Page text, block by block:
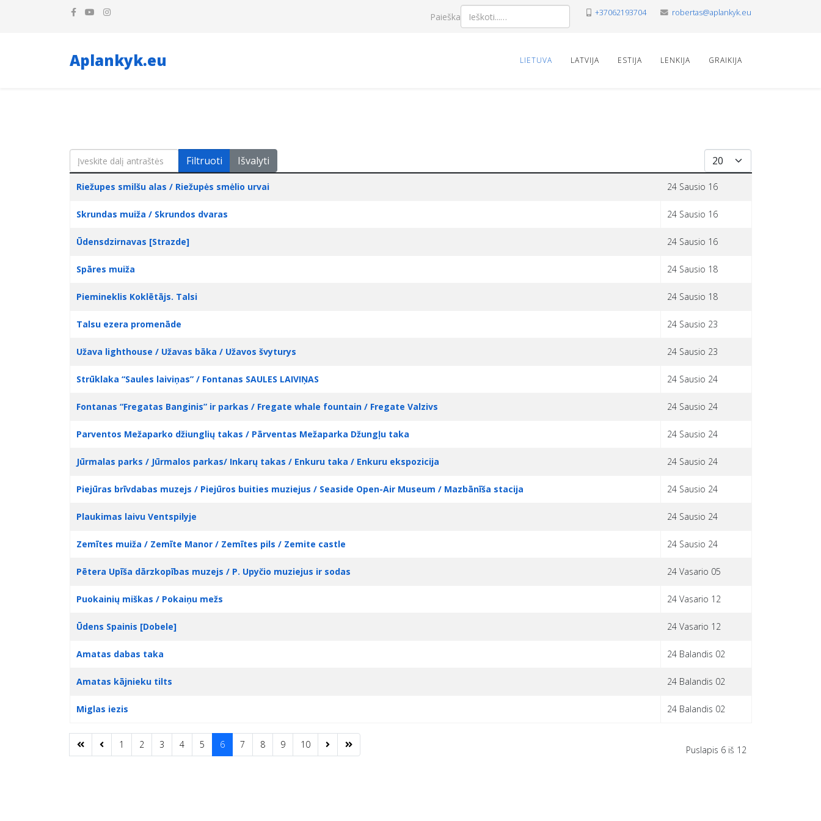
Paieška +37062193704 robertas@aplankyk.eu
Aplankyk.eu LIETUVA LATVIJA ESTIJA LENKIJA GRAIKIJA
Įveskite dalį antraštės Filtruoti Išvalyti Rodyti po
Pavadinimas Sukūrimo data
Riežupes smilšu alas / Riežupės smėlio urvai 24 Sausio 16
Skrundas muiža / Skrundos dvaras 24 Sausio 16
Ūdensdzirnavas [Strazde] 24 Sausio 16
Spāres muiža 24 Sausio 18
Piemineklis Koklētājs. Talsi 24 Sausio 18
Talsu ezera promenāde 24 Sausio 23
Užava lighthouse / Užavas bāka / Užavos švyturys 24 Sausio 23
Strūklaka “Saules laiviņas” / Fontanas SAULES LAIVIŅAS 24 Sausio 24
Fontanas “Fregatas Banginis” ir parkas / Fregate whale fountain / Fregate Valzivs 24 Sausio 24
Parventos Mežaparko džiunglių takas / Pārventas Mežaparka Džungļu taka 24 Sausio 24
Jūrmalas parks / Jūrmalos parkas/ Inkarų takas / Enkuru taka / Enkuru ekspozicija 24 Sausio 24
Piejūras brīvdabas muzejs / Piejūros buities muziejus / Seaside Open-Air Museum / Mazbānīša stacija 24 Sausio 24
Plaukimas laivu Ventspilyje 24 Sausio 24
Zemītes muiža / Zemīte Manor / Zemītes pils / Zemite castle 24 Sausio 24
Pētera Upīša dārzkopības muzejs / P. Upyčio muziejus ir sodas 24 Vasario 05
Puokainių miškas / Pokaiņu mežs 24 Vasario 12
Ūdens Spainis [Dobele] 24 Vasario 12
Amatas dabas taka 24 Balandis 02
Amatas kājnieku tilts 24 Balandis 02
Miglas iezis 24 Balandis 02
Puslapis 6 iš 12
1 2 3 4 5 6 7 8 9 10